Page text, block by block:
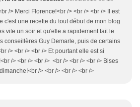
/> Merci Florence!<br /> <br /> <br /> Il est
c'est une recette du tout début de mon blog
vite un soir et qu'elle a rapidement fait le
conseillères Guy Demarle, puis de certains
/> <br /> <br /> Et pourtant elle est si
/> <br /> <br /> <br /> <br /> <br /> Bises
/> <br /> <br /> <br />